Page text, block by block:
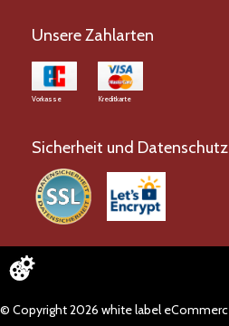
Unsere Zahlarten
Vorkasse Kreditkarte
Sicherheit und Datenschutz
© Copyright 2026 white label